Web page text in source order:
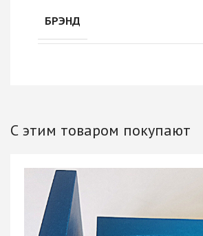
БРЭНД
С этим товаром покупают